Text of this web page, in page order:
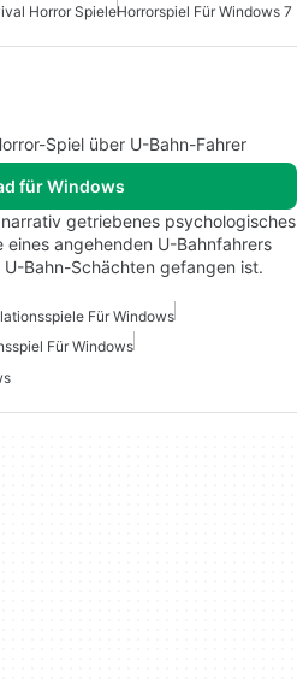
Horror SpieleHorrorspiel Für Windows 7
Spiel über U-Bahn-Fahrer
für Windows
getriebenes psychologisches
angehenden U-Bahnfahrers
Bahn-Schächten gefangen ist.
Für Windows
Für Windows